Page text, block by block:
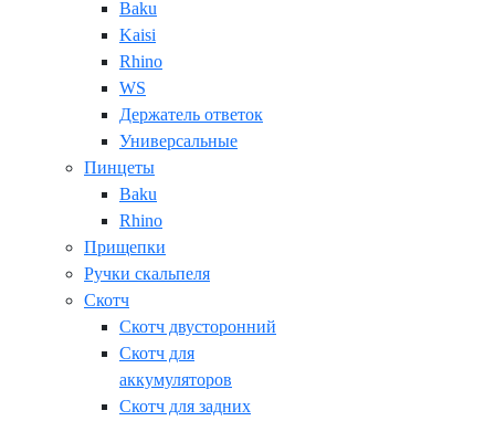
Baku
Kaisi
Rhino
WS
Держатель ответок
Универсальные
Пинцеты
Baku
Rhino
Прищепки
Ручки скальпеля
Скотч
Скотч двусторонний
Скотч для
аккумуляторов
Скотч для задних